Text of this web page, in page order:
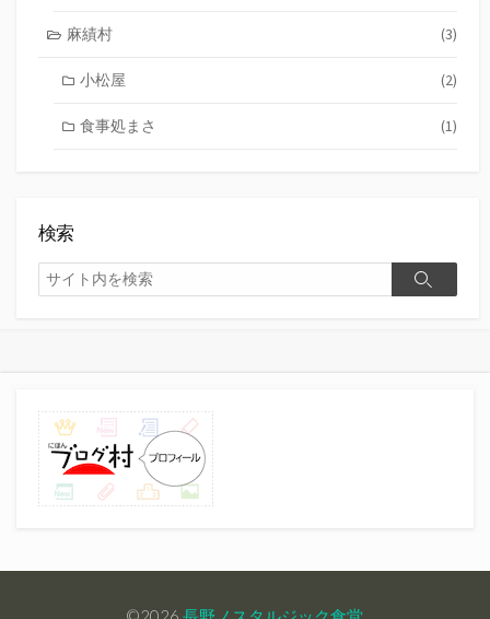
麻績村 (3)
小松屋 (2)
食事処まさ (1)
検索
検
索
検